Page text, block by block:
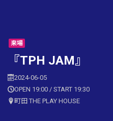
来場
『TPH JAM』
2024-06-05
OPEN 19:00 / START 19:30
町田 THE PLAY HOUSE